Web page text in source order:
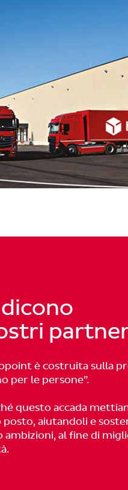
è costruita sulla
per le persone”.
questo accada
posto, aiutandoli e
ambizioni, al fine di